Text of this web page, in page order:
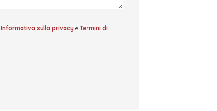
Informativa sulla privacy e Termini di